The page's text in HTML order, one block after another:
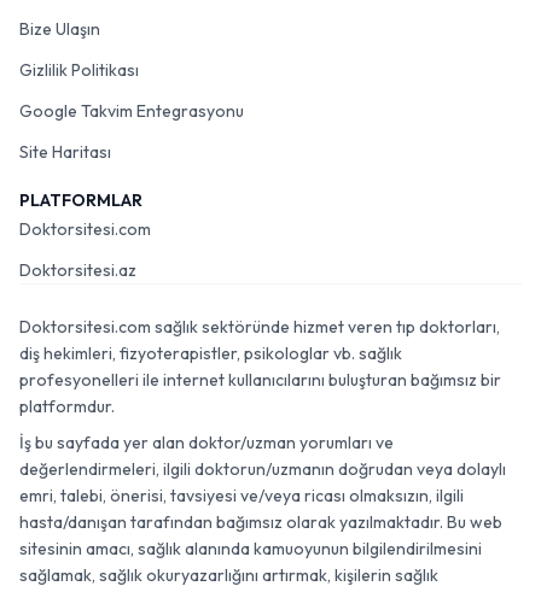
Bize Ulaşın
Gizlilik Politikası
Google Takvim Entegrasyonu
Site Haritası
PLATFORMLAR
Doktorsitesi.com
Doktorsitesi.az
Doktorsitesi.com sağlık sektöründe hizmet veren tıp doktorları,
diş hekimleri, fizyoterapistler, psikologlar vb. sağlık
profesyonelleri ile internet kullanıcılarını buluşturan bağımsız bir
platformdur.
İş bu sayfada yer alan doktor/uzman yorumları ve
değerlendirmeleri, ilgili doktorun/uzmanın doğrudan veya dolaylı
emri, talebi, önerisi, tavsiyesi ve/veya ricası olmaksızın, ilgili
hasta/danışan tarafından bağımsız olarak yazılmaktadır. Bu web
sitesinin amacı, sağlık alanında kamuoyunun bilgilendirilmesini
sağlamak, sağlık okuryazarlığını artırmak, kişilerin sağlık